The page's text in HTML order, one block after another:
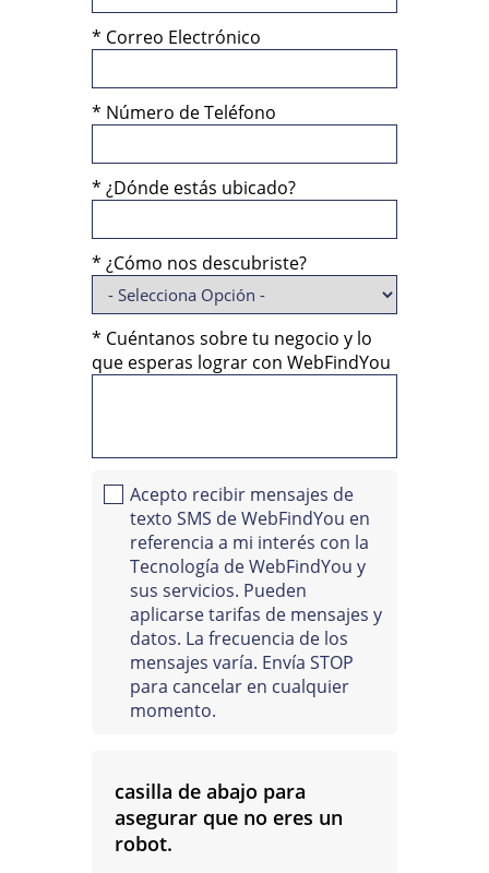
* Correo Electrónico
* Número de Teléfono
* ¿Dónde estás ubicado?
* ¿Cómo nos descubriste?
* Cuéntanos sobre tu negocio y lo
que esperas lograr con WebFindYou
Acepto recibir mensajes de
texto SMS de WebFindYou en
referencia a mi interés con la
Tecnología de WebFindYou y
sus servicios. Pueden
aplicarse tarifas de mensajes y
datos. La frecuencia de los
mensajes varía. Envía STOP
para cancelar en cualquier
momento.21142
casilla de abajo para
asegurar que no eres un
robot.